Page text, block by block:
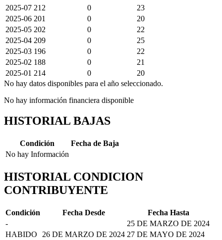
2025-07 212 0
23
2025-06 201 0
20
2025-05 202 0
22
2025-04 209 0
25
2025-03 196 0
22
2025-02 188 0
21
2025-01 214 0
20
No hay datos disponibles para el año seleccionado.
No hay información financiera disponible
HISTORIAL BAJAS
Condición
Fecha de Baja
No hay Información
HISTORIAL CONDICION
CONTRIBUYENTE
Condición Fecha Desde
Fecha Hasta
-
25 DE MARZO DE 2024
HABIDO
26 DE MARZO DE 2024 27 DE MAYO DE 2024